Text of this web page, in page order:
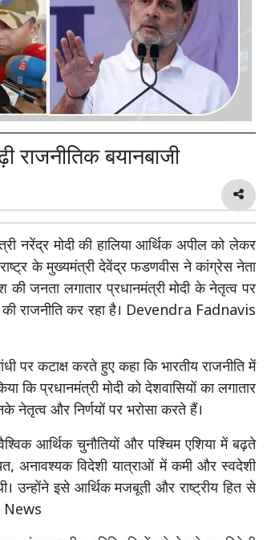
राजनीतिक बयानबाजी
मोदी की हालिया आर्थिक अपील को लेकर
के मुख्यमंत्री देवेंद्र फडणवीस ने कांग्रेस नेता
जनता लगातार प्रधानमंत्री मोदी के नेतृत्व पर
राजनीति कर रहा है। Devendra Fadnavis
पर कटाक्ष करते हुए कहा कि भारतीय राजनीति में
कि प्रधानमंत्री मोदी को देशवासियों का लगातार
नेतृत्व और निर्णयों पर भरोसा करते हैं।
आर्थिक चुनौतियों और पश्चिम एशिया में बढ़ते
अनावश्यक विदेशी यात्राओं में कमी और स्वदेशी
उन्होंने इसे आर्थिक मजबूती और राष्ट्रीय हित से
News